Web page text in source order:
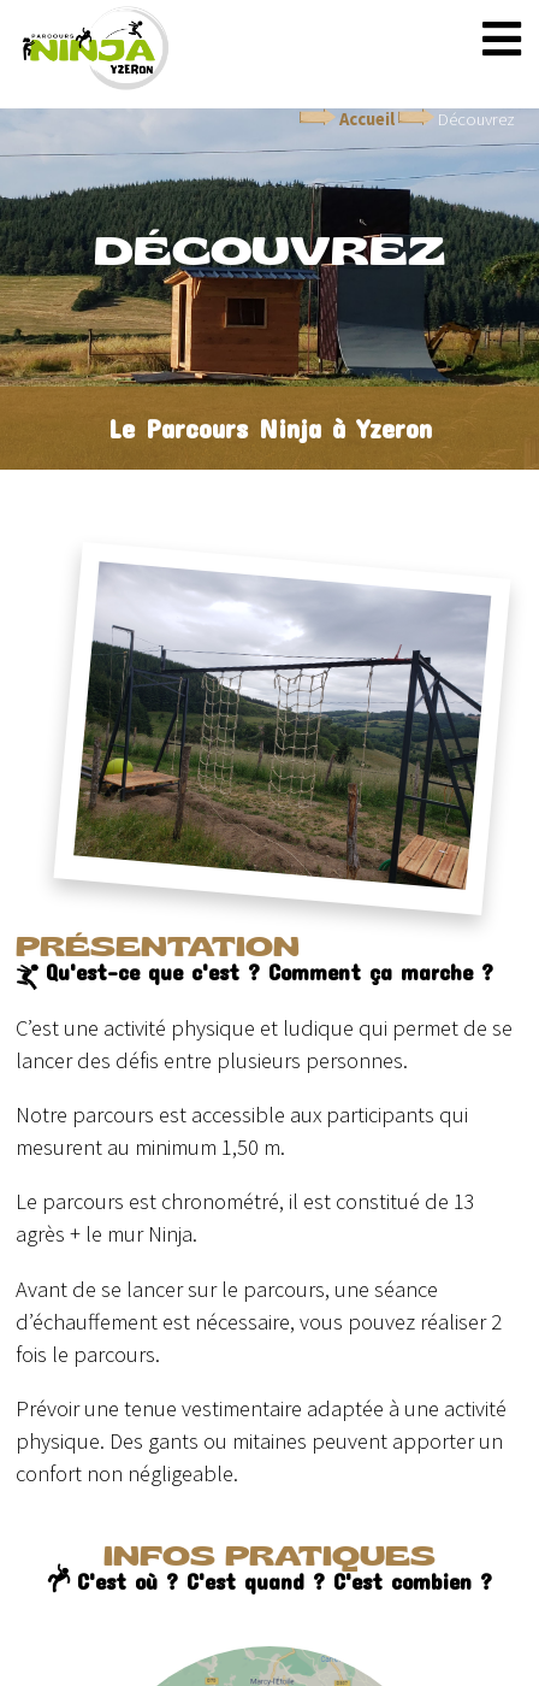
Accueil Découvrez
DÉCOUVREZ
Le Parcours Ninja à Yzeron
PRÉSENTATION
Qu'est-ce que c'est ? Comment ça marche ?
C’est une activité physique et ludique qui permet de se
lancer des défis entre plusieurs personnes.
Notre parcours est accessible aux participants qui
mesurent au minimum 1,50 m.
Le parcours est chronométré, il est constitué de 13
agrès + le mur Ninja.
Avant de se lancer sur le parcours, une séance
d’échauffement est nécessaire, vous pouvez réaliser 2
fois le parcours.
Prévoir une tenue vestimentaire adaptée à une activité
physique. Des gants ou mitaines peuvent apporter un
confort non négligeable.
INFOS PRATIQUES
C'est où ? C'est quand ? C'est combien ?